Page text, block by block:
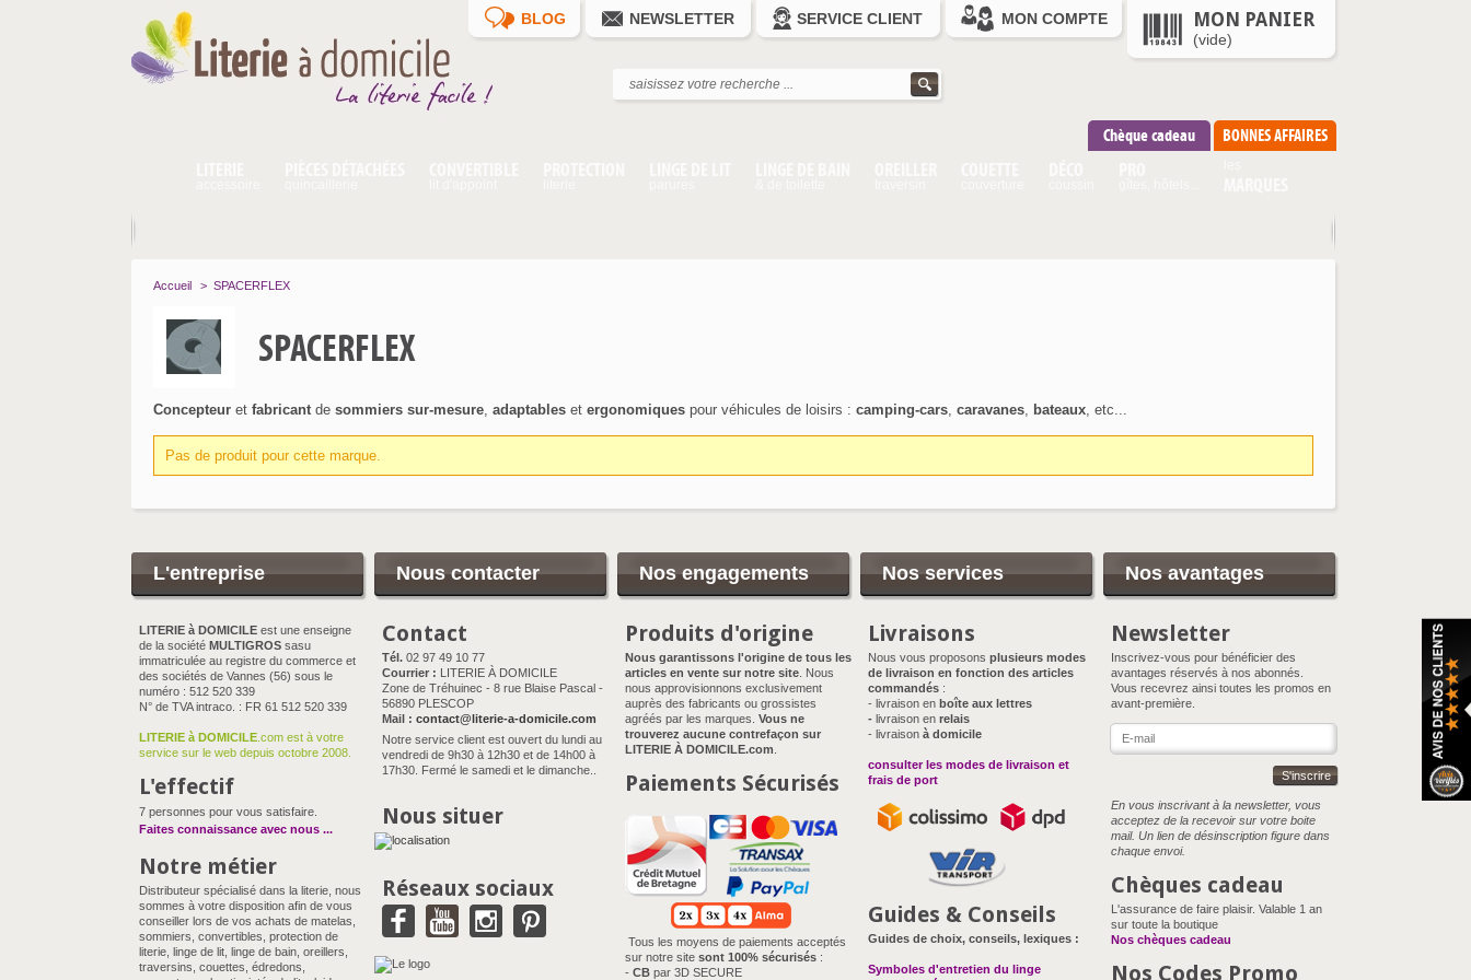
BLOG NEWSLETTER SERVICE CLIENT MON COMPTE MON PANIER
(vide)
BONNES AFFAIRES
Chèque cadeau
Accueil > SPACERFLEX
SPACERFLEX
Concepteur et fabricantde sommiers sur-mesure, adaptables et ergonomiques pour véhicules de loisirs : camping-cars, caravanes, bateaux, etc...
Pas de produit pour cette marque.
L'entreprise
LITERIE à DOMICILE est une enseigne
de la société MULTIGROS sasu
immatriculée au registre du commerce et
des sociétés de Vannes (56) sous le
numéro : 512 520 339
N° de TVA intraco. : FR 61 512 520 339
LITERIE à DOMICILE .com est à votre
service sur le web depuis octobre 2008.
L'effectif
7 personnes pour vous satisfaire.
Faites connaissance avec nous ...
Notre métier
Distributeur spécialisé dans la literie, nous
sommes à votre disposition afin de vous
conseiller lors de vos achats de matelas,
sommiers, convertibles, protection de
literie, linge de lit, linge de bain, oreillers,
traversins, couettes, édredons,
Nous contacter
Contact
Tél. 02 97 49 10 77
Courrier : LITERIE À DOMICILE
Zone de Tréhuinec - 8 rue Blaise Pascal -
56890 PLESCOP
Mail : contact@literie-a-domicile.com
Notre service client est ouvert du lundi au
vendredi de 9h30 à 12h30 et de 14h00 à
17h30. Fermé le samedi et le dimanche..
Nous situer
Réseaux sociaux
Nos engagements
Produits d'origine
Nous garantissons l'origine de tous les
articles en vente sur notre site . Nous
nous approvisionnons exclusivement
auprès des fabricants ou grossistes
agréés par les marques. Vous ne
trouverez aucune contrefaçon sur
LITERIE À DOMICILE.com
Paiements Sécurisés
Tous les moyens de paiements acceptés
sur notre site sont 100% sécurisés :
- CB par 3D SECURE
Nos services
Livraisons
Nous vous proposons plusieurs modes
de livraison en fonction des articles
commandés :
- livraison en boîte aux lettres
- livraison en relais
- livraison à domicile
consulter les modes de livraison et
frais de port
Guides & Conseils
Guides de choix, conseils, lexiques :
Symboles d'entretien du linge
Nos avantages
Newsletter
Inscrivez-vous pour bénéficier des
avantages réservés à nos abonnés.
Vous recevrez ainsi toutes les promos en
avant-première.
S'inscrire
En vous inscrivant à la newsletter, vous
acceptez de la recevoir sur votre boite
mail. Un lien de désinscription figure dans
chaque envoi.
Chèques cadeau
L'assurance de faire plaisir. Valable 1 an
sur toute la boutique
Nos chèques cadeau
Nos Codes Promo